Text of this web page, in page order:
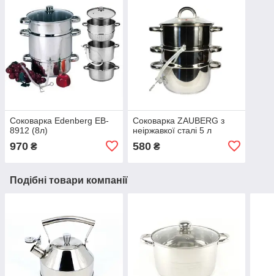
Соковарка Edenberg EB-
8912 (8л)
970 ₴
Соковарка ZAUBERG з
неіржавкої сталі 5 л
580₴
Подібні товари компанії